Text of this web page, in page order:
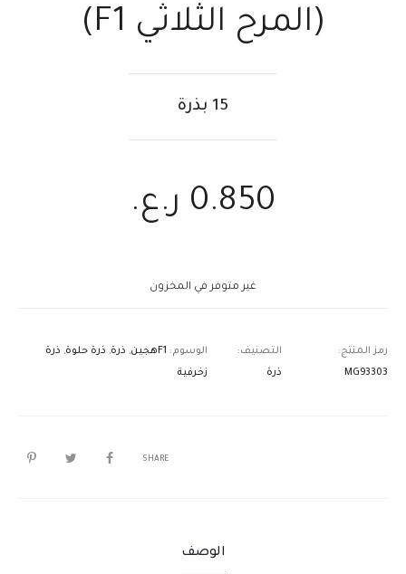
(المرح الثلاثي F1)
15 بذرة
0.850 ر.ع.
غير متوفر في المخزون
رمز المنتج:
MG93303
التصنيف:
ذرة
الوسوم: F1هجين , ذرة, ذرة حلوة, ذرة
زخرفية
SHARE
الوصف